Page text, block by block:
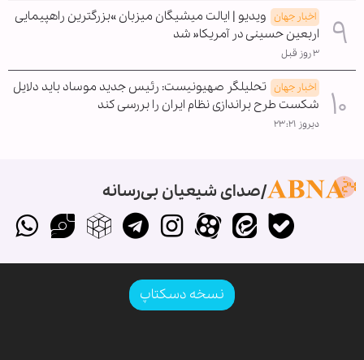
اخبار جهان ویدیو | ایالت میشیگان میزبان »بزرگترین راهپیمایی
اربعین حسینی در آمریکا« شد
۳ روز قبل
اخبار جهان تحلیلگر صهیونیست: رئیس جدید موساد باید دلایل
شکست طرح براندازی نظام ایران را بررسی کند
دیروز ۲۳:۲۱
صدای شیعیان بی‌رسانه
نسخه دسکتاپ